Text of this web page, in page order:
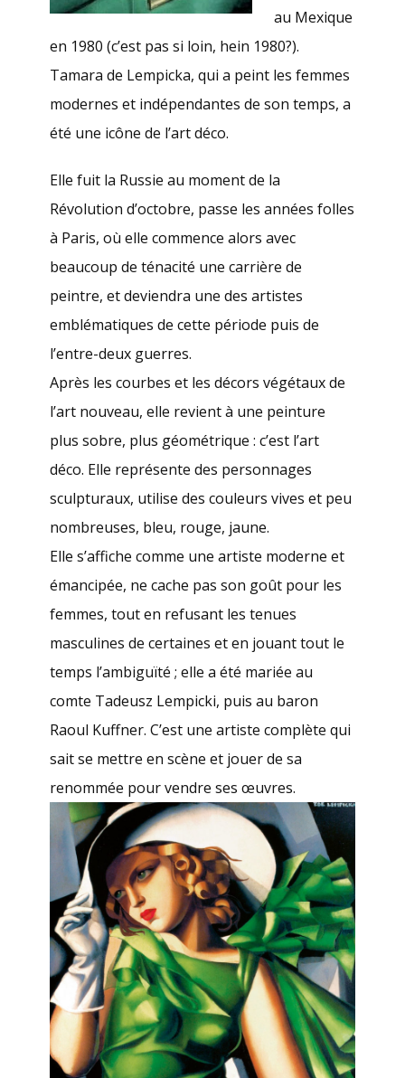
au Mexique
en 1980 (c’est pas si loin, hein 1980?).
Tamara de Lempicka, qui a peint les femmes
modernes et indépendantes de son temps, a
été une icône de l’art déco.
Elle fuit la Russie au moment de la
Révolution d’octobre, passe les années folles
à Paris, où elle commence alors avec
beaucoup de ténacité une carrière de
peintre, et deviendra une des artistes
emblématiques de cette période puis de
l’entre-deux guerres.
Après les courbes et les décors végétaux de
l’art nouveau, elle revient à une peinture
plus sobre, plus géométrique : c’est l’art
déco. Elle représente des personnages
sculpturaux, utilise des couleurs vives et peu
nombreuses, bleu, rouge, jaune.
Elle s’affiche comme une artiste moderne et
émancipée, ne cache pas son goût pour les
femmes, tout en refusant les tenues
masculines de certaines et en jouant tout le
temps l’ambiguïté ; elle a été mariée au
comte Tadeusz Lempicki, puis au baron
Raoul Kuffner. C’est une artiste complète qui
sait se mettre en scène et jouer de sa
renommée pour vendre ses œuvres.